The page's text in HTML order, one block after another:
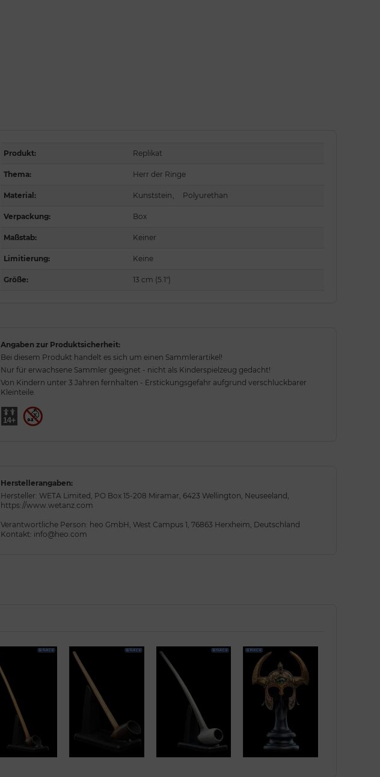
Produkt: Replikat
Thema: Herr der Ringe
Material: Kunststein Polyurethan
Verpackung: Box
Maßstab: Keiner
Limitierung: Keine
Größe: 13 cm (5.1")
Angaben zur Produktsicherheit:
Bei diesem Produkt handelt es sich um einen Sammlerartikel!
Nur für erwachsene Sammler geeignet - nicht als Kinderspielzeug gedacht!
Von Kindern unter 3 Jahren fernhalten - Erstickungsgefahr aufgrund verschluckbarer
Kleinteile.
Herstellerangaben:
Hersteller: WETA Limited, PO Box 15-208 Miramar, 6423 Wellington, Neuseeland,
https://www.wetanz.com
Verantwortliche Person: heo GmbH, West Campus 1, 76863 Herxheim, Deutschland
Kontakt: info@heo.com